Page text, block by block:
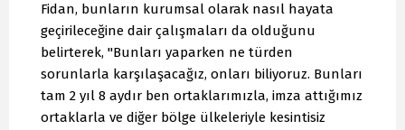
Fidan, bunların kurumsal olarak nasıl hayata
geçirileceğine dair çalışmaları da olduğunu
belirterek, "Bunları yaparken ne türden
sorunlarla karşılaşacağız, onları biliyoruz. Bunları
tam 2 yıl 8 aydır ben ortaklarımızla, imza attığımız
ortaklarla ve diğer bölge ülkeleriyle kesintisiz